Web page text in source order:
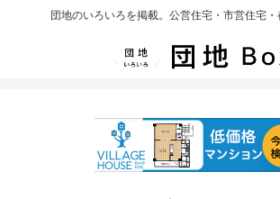
団地のいろいろを掲載。公営住宅・市営住宅・